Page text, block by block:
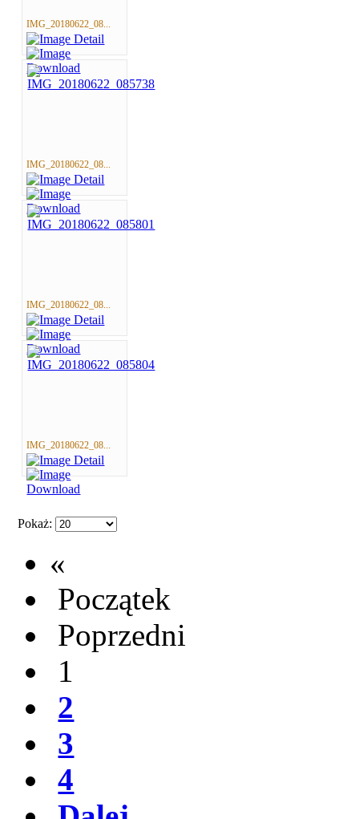
IMG_20180622_08...
IMG_20180622_08...
IMG_20180622_08...
IMG_20180622_08...
Pokaż:
«
Początek
Poprzedni
1
2
3
4